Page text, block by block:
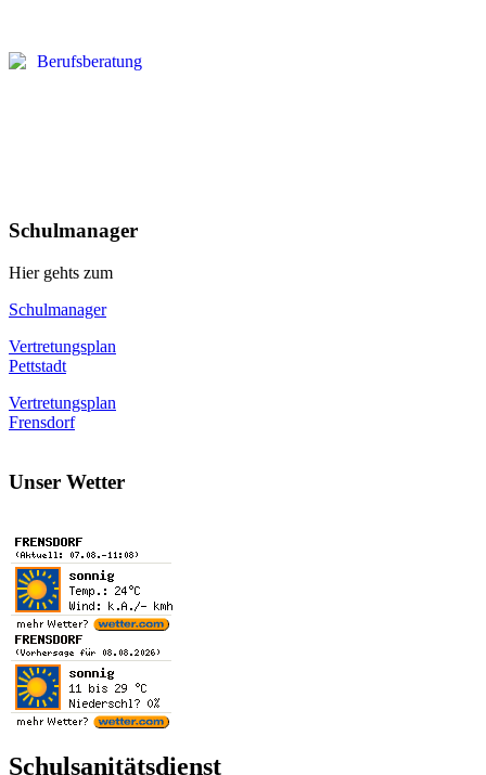
Schulmanager
Hier gehts zum
Schulmanager
Vertretungsplan
Pettstadt
Vertretungsplan
Frensdorf
Unser Wetter
Schulsanitätsdienst